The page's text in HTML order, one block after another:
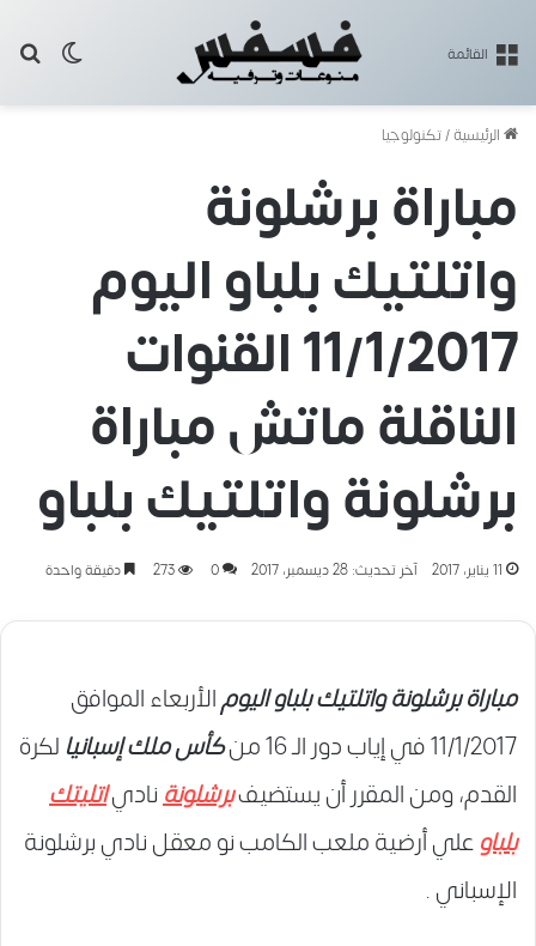
القائمة
الرئيسية/تكنولوجيا
مباراة برشلونة
واتلتيك بلباو اليوم
11/1/2017 القنوات
الناقلة ماتش مباراة
برشلونة واتلتيك بلباو
11 يناير، 2017 آخر تحديث: 28 ديسمبر، 2017 0
273 دقيقة واحدة
مباراة برشلونة واتلتيك بلباو اليومالأربعاء الموافق
11/1/2017 في إياب دور الـ 16 من
كأس ملك إسبانيا لكرة
القدم، ومن المقرر أن يستضيفبرشلونةنادياتليتك
بلباوعلي أرضية ملعب الكامب نو معقل نادي برشلونة
الإسباني .